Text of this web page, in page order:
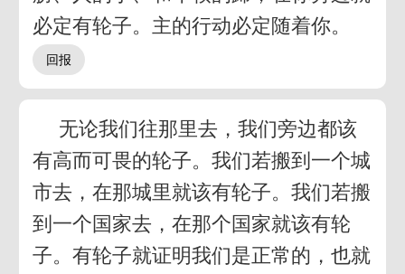
必定有轮子。主的行动必定随着你。
无论我们往那里去，我们旁边都该
有高而可畏的轮子。我们若搬到一个城
市去，在那城里就该有轮子。我们若搬
到一个国家去，在那个国家就该有轮
子。有轮子就证明我们是正常的，也就